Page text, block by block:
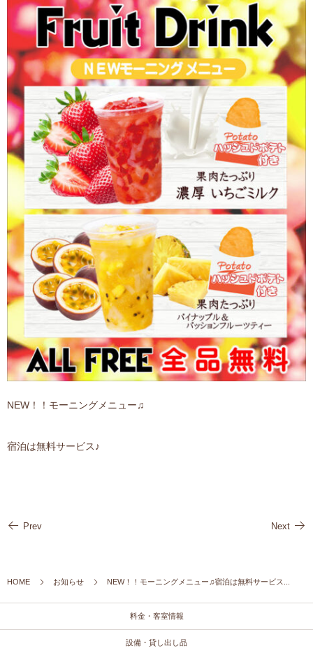
NEW！！モーニングメニュー♫
宿泊は無料サービス♪
Prev Next
HOME お知らせ NEW！！モーニングメニュー♫宿泊は無料サービス...
料金・客室情報
設備・貸し出し品